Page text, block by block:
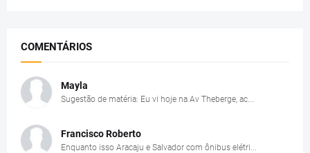
COMENTÁRIOS
Mayla
Sugestão de matéria: Eu vi hoje na Av Theberge, ac...
Francisco Roberto
Enquanto isso Aracaju e Salvador com ônibus elétri...